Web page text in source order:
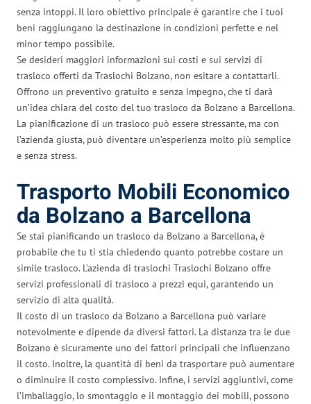
senza intoppi. Il loro obiettivo principale è garantire che i tuoi
beni raggiungano la destinazione in condizioni perfette e nel
minor tempo possibile.
Se desideri maggiori informazioni sui costi e sui servizi di
trasloco offerti da Traslochi Bolzano, non esitare a contattarli.
Offrono un preventivo gratuito e senza impegno, che ti darà
un’idea chiara del costo del tuo trasloco da Bolzano a Barcellona.
La pianificazione di un trasloco può essere stressante, ma con
l’azienda giusta, può diventare un’esperienza molto più semplice
e senza stress.
Trasporto Mobili Economico
da Bolzano a Barcellona
Se stai pianificando un trasloco da Bolzano a Barcellona, è
probabile che tu ti stia chiedendo quanto potrebbe costare un
simile trasloco. L’azienda di traslochi Traslochi Bolzano offre
servizi professionali di trasloco a prezzi equi, garantendo un
servizio di alta qualità.
Il costo di un trasloco da Bolzano a Barcellona può variare
notevolmente e dipende da diversi fattori. La distanza tra le due
Bolzano è sicuramente uno dei fattori principali che influenzano
il costo. Inoltre, la quantità di beni da trasportare può aumentare
o diminuire il costo complessivo. Infine, i servizi aggiuntivi, come
l’imballaggio, lo smontaggio e il montaggio dei mobili, possono